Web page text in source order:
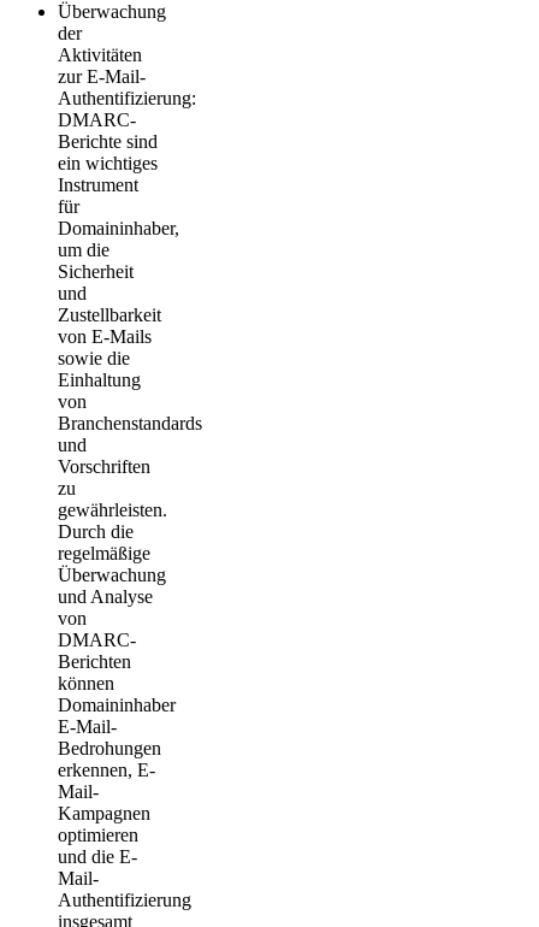
Überwachung
der
Aktivitäten
zur E-Mail-
Authentifizierung:
DMARC-
Berichte sind
ein wichtiges
Instrument
für
Domaininhaber,
um die
Sicherheit
und
Zustellbarkeit
von E-Mails
sowie die
Einhaltung
von
Branchenstandards
und
Vorschriften
zu
gewährleisten.
Durch die
regelmäßige
Überwachung
und Analyse
von
DMARC-
Berichten
können
Domaininhaber
E-Mail-
Bedrohungen
erkennen, E-
Mail-
Kampagnen
optimieren
und die E-
Mail-
Authentifizierung
insgesamt